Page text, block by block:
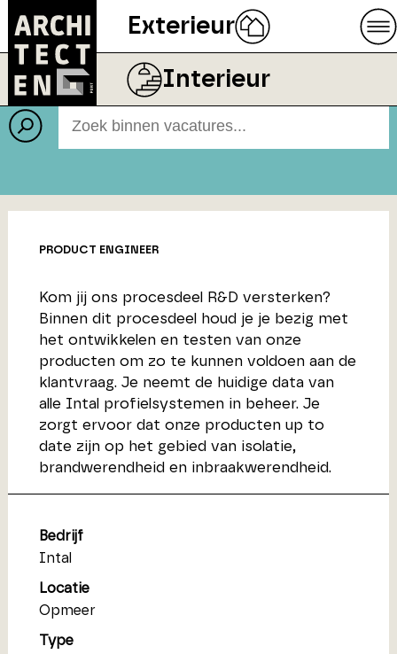
Exterieur
Interieur
Vacatures
PRODUCT ENGINEER
Kom jij ons procesdeel R&D versterken?
Binnen dit procesdeel houd je je bezig met
het ontwikkelen en testen van onze
producten om zo te kunnen voldoen aan de
klantvraag. Je neemt de huidige data van
alle Intal profielsystemen in beheer. Je
zorgt ervoor dat onze producten up to
date zijn op het gebied van isolatie,
brandwerendheid en inbraakwerendheid.
Bedrijf
Intal
Locatie
Opmeer
Type